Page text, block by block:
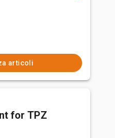
articoli
for TPZ